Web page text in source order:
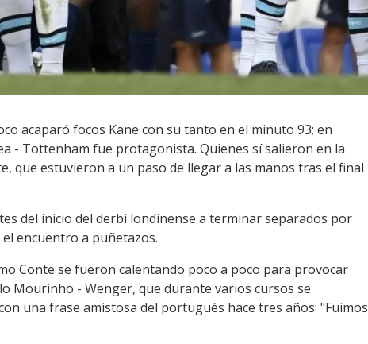
acaparó focos Kane con su tanto en el minuto 93; en
- Tottenham fue protagonista. Quienes sí salieron en la
que estuvieron a un paso de llegar a las manos tras el final
del inicio del derbi londinense a terminar separados por
encuentro a puñetazos.
Conte se fueron calentando poco a poco para provocar
Mourinho - Wenger, que durante varios cursos se
una frase amistosa del portugués hace tres años: "Fuimos